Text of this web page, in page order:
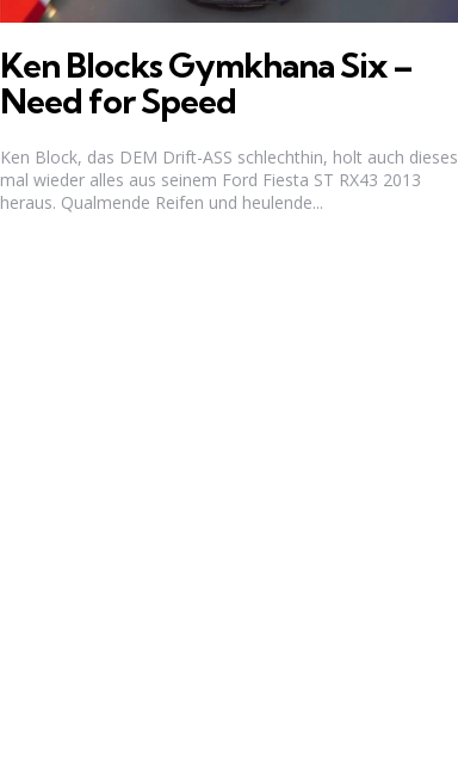
Ken Blocks Gymkhana Six –
Need for Speed
Ken Block, das DEM Drift-ASS schlechthin, holt auch dieses
mal wieder alles aus seinem Ford Fiesta ST RX43 2013
heraus. Qualmende Reifen und heulende...